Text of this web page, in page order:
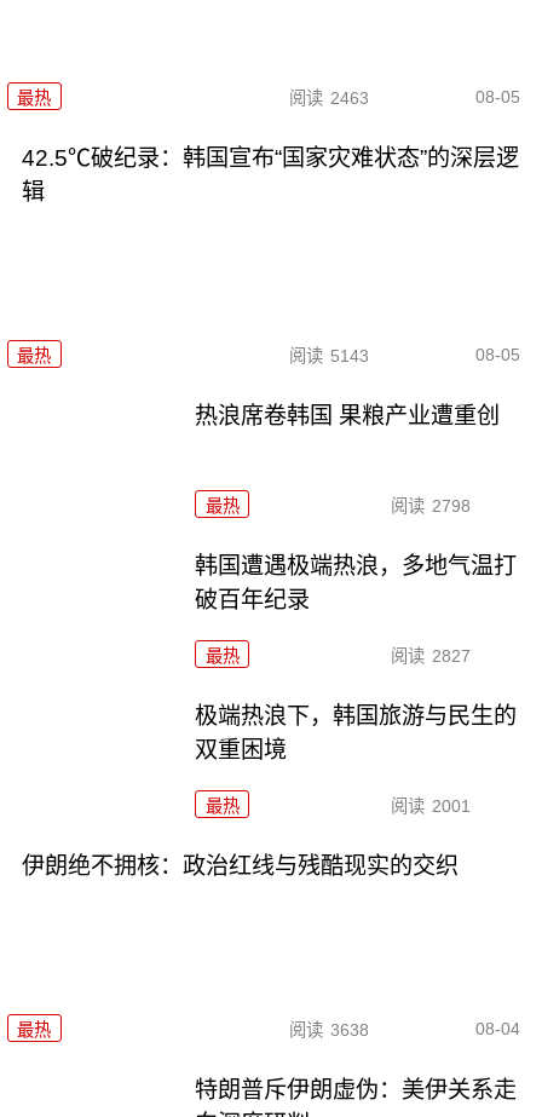
最热 阅读 2463 08-05
42.5℃破纪录：韩国宣布“国家灾难状态”的深层逻
辑
最热 阅读 5143 08-05
热浪席卷韩国 果粮产业遭重创
最热 阅读 2798
韩国遭遇极端热浪，多地气温打
破百年纪录
最热 阅读 2827
极端热浪下，韩国旅游与民生的
双重困境
最热 阅读 2001
伊朗绝不拥核：政治红线与残酷现实的交织
最热 阅读 3638 08-04
特朗普斥伊朗虚伪：美伊关系走